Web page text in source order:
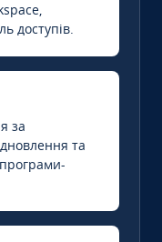
доступів.
за
та
програми-